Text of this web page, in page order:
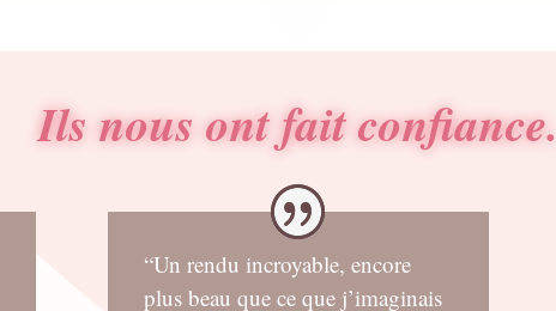
Ils nous ont fait confiance.
“Un rendu incroyable, encore
plus beau que ce que j’imaginais